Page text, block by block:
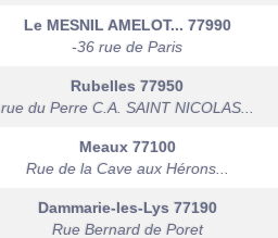
Le MESNIL AMELOT... 77990
-36 rue de Paris
Rubelles 77950
rue du Perre C.A. SAINT NICOLAS...
Meaux 77100
Rue de la Cave aux Hérons...
Dammarie-les-Lys 77190
Rue Bernard de Poret